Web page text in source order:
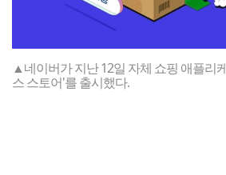
▲네이버가 지난 12일 자체 쇼핑 애플리
스 스토어'를 출시했다.